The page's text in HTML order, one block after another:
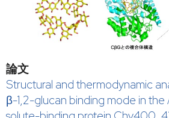
論文
Structural and thermodynamic
β-1,2-glucan binding mode in